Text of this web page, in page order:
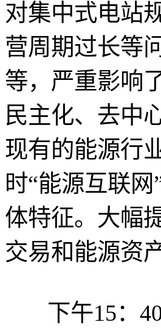
对集中式电站
营周期过长等
等，严重影响
民主化、去中
现有的能源行
时“能源互联
体特征。大幅
交易和能源资
下午15：40